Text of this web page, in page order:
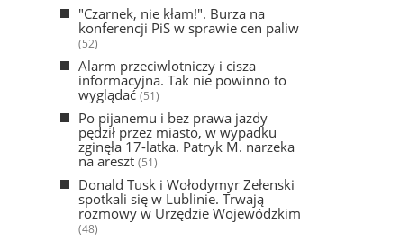
"Czarnek, nie kłam!". Burza na
konferencji PiS w sprawie cen paliw
(52)
Alarm przeciwlotniczy i cisza
informacyjna. Tak nie powinno to
wyglądać(51)
Po pijanemu i bez prawa jazdy
pędził przez miasto, w wypadku
zginęła 17-latka. Patryk M. narzeka
na areszt (51)
Donald Tusk i Wołodymyr Zełenski
spotkali się w Lublinie. Trwają
rozmowy w Urzędzie Wojewódzkim
(48)